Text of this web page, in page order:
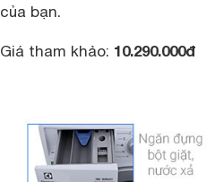
của bạn.
Giá tham khảo: 10.290.000đ